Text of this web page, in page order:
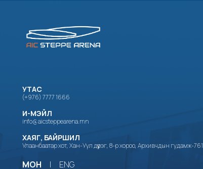
УТАС
(+976) 7777 1666
И-МЭЙЛ
info@aicsteppearena.mn
ХАЯГ, БАЙРШИЛ
Улаанбаатар хот, Хан-Уул дүүрэг, 8-р хороо, Архивчдын гудамж-761
МОН | ENG